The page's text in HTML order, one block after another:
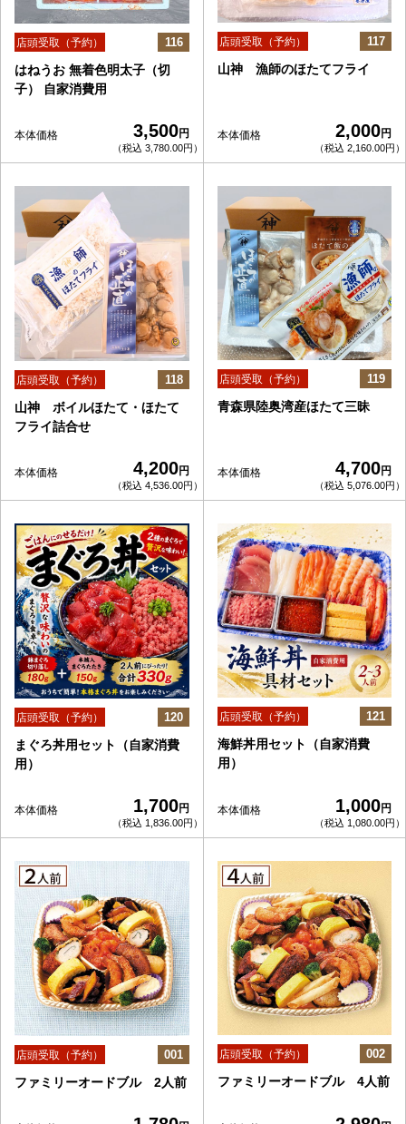
店頭受取（予約） 116
はねうお 無着色明太子（切
子） 自家消費用
本体価格 3,500円
（税込 3,780.00円）
店頭受取（予約） 117
山神 漁師のほたてフライ
本体価格 2,000円
（税込 2,160.00円）
店頭受取（予約） 118
山神 ボイルほたて・ほたて
フライ詰合せ
本体価格 4,200円
（税込 4,536.00円）
店頭受取（予約） 119
青森県陸奥湾産ほたて三昧
本体価格 4,700円
（税込 5,076.00円）
店頭受取（予約） 120
まぐろ丼用セット（自家消費
用）
本体価格 1,700円
（税込 1,836.00円）
店頭受取（予約） 121
海鮮丼用セット（自家消費
用）
本体価格 1,000円
（税込 1,080.00円）
店頭受取（予約） 001
ファミリーオードブル 2人前
店頭受取（予約） 002
ファミリーオードブル 4人前